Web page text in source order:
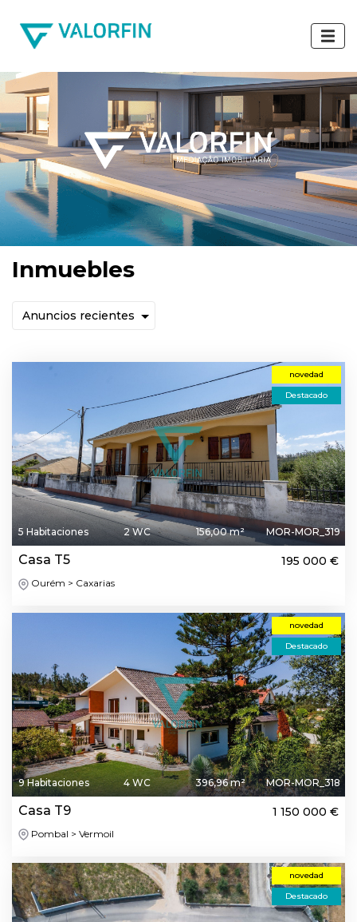
Inmuebles
novedad
Destacado
5 Habitaciones 2 WC 156,00 m² MOR-MOR_319
Casa T5 195 000 €
Ourém > Caxarias
novedad
Destacado
9 Habitaciones 4 WC 396,96 m² MOR-MOR_318
Casa T9 1 150 000 €
Pombal > Vermoil
novedad
Destacado